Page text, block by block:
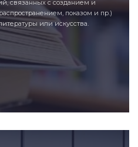
связанных с созданием и
показом и пр.)
или искусства.